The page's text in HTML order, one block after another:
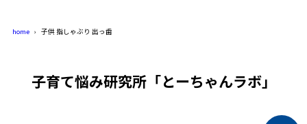
home 子供 指しゃぶり 出っ歯
子育て悩み研究所「とーちゃんラボ」